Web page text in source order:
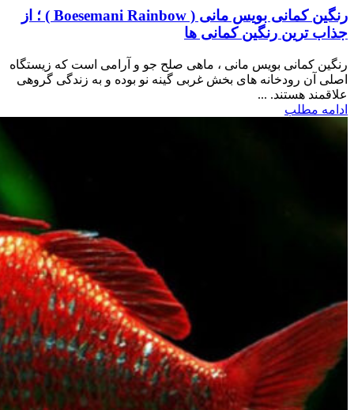
رنگین کمانی بویس مانی ( Boesemani Rainbow ) ؛ از
جذاب ترین رنگین کمانی ها
رنگین کمانی بویس مانی ، ماهی صلح جو و آرامی است که زیستگاه
اصلی آن رودخانه های بخش غربی گینه نو بوده و به زندگی گروهی
علاقمند هستند. ...
ادامه مطلب